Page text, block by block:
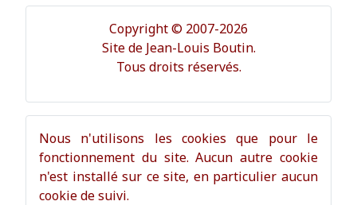
Copyright © 2007-2026
Site de Jean-Louis Boutin.
Tous droits réservés.
Nous n'utilisons les cookies que pour le
fonctionnement du site. Aucun autre cookie
n'est installé sur ce site, en particulier aucun
cookie de suivi.